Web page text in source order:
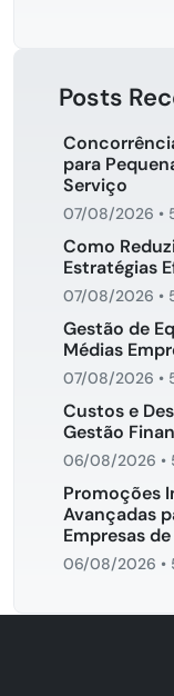
Posts
para
Serviço
07/08/2026 •
Como
Estratégias
07/08/2026 •
Gestão de
Médias
07/08/2026 •
Custos e
Gestão
06/08/2026 •
Promoções
Avançadas
Empresas
06/08/2026 •